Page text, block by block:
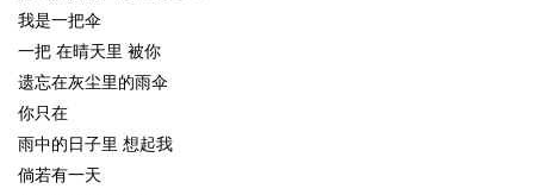
我是一把伞
一把 在晴天里 被你
遗忘在灰尘里的雨伞
你只在
雨中的日子里 想起我
倘若有一天